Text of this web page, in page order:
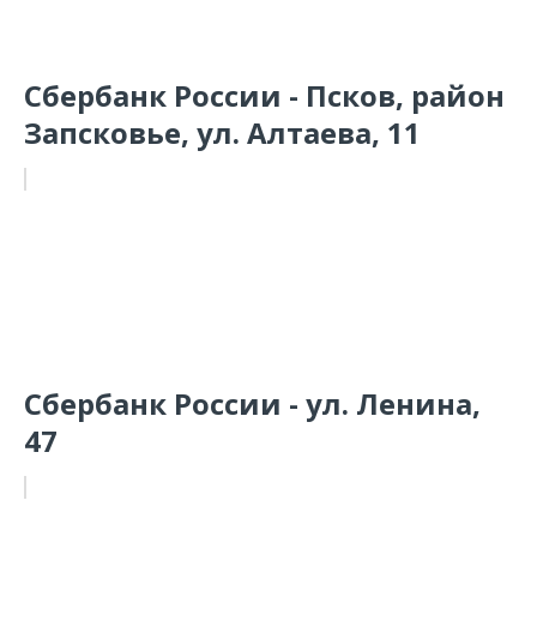
Сбербанк России - Псков, район
Запсковье, ул. Алтаева, 11
Сбербанк России - ул. Ленина,
47